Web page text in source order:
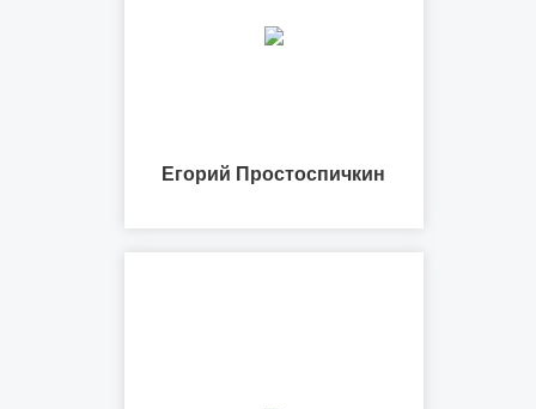
Егорий Простоспичкин